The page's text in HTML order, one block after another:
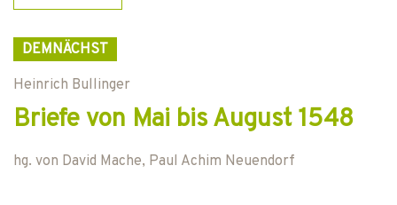
DEMNÄCHST
Heinrich Bullinger
Briefe von Mai bis August 1548
hg. von David Mache, Paul Achim Neuendorf